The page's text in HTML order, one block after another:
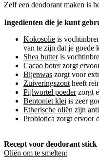
Zelf een deodorant maken is
Ingedienten die je kunt
Kokosolie is
van te zijn dat je goede
Shea butteris
Cacao boterzorgt
Bijenwas zorgt voor
Zuiveringszoutheeft
Pijlwortel poederzorgt
Bentoniet klei is zeer
Etherische oliën zijn
Probiotica zorgt ervoor
Recept voor deodorant stick
Oliën om te smelten: